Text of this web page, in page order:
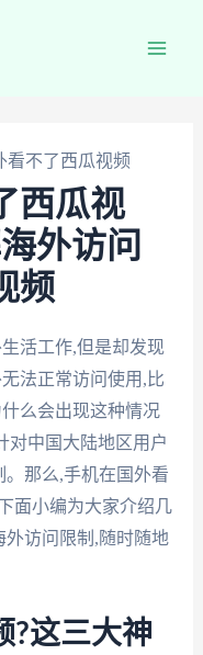
看不了西瓜视频
西瓜视
外访问
频
活工作,但是却发现
法正常访问使用,比
么会出现这种情况
对中国大陆地区用户
那么,手机在国外看
面小编为大家介绍几
访问限制,随时随地
?这三大神